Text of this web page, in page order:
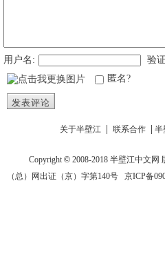
用户名:
验
匿名?
发表评论
关于半壁江 联系合作 半
Copyright © 2008-2018半壁江中文网
（总）网出证（京）字第140号 京ICP备